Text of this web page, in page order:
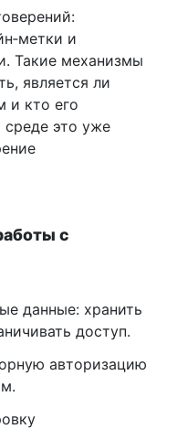
и
Такие механизмы
является ли
и кто его
среде это уже
с
данные: хранить
доступ.
авторизацию